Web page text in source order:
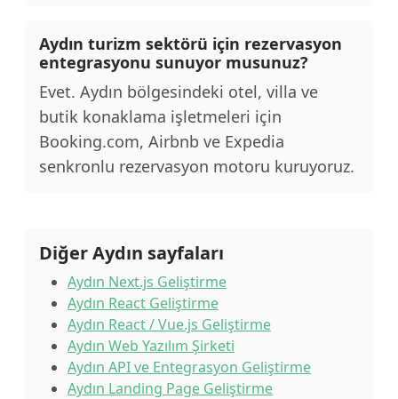
Aydın turizm sektörü için rezervasyon
entegrasyonu sunuyor musunuz?
Evet. Aydın bölgesindeki otel, villa ve
butik konaklama işletmeleri için
Booking.com, Airbnb ve Expedia
senkronlu rezervasyon motoru kuruyoruz.
Diğer Aydın sayfaları
Aydın Next.js Geliştirme
Aydın React Geliştirme
Aydın React / Vue.js Geliştirme
Aydın Web Yazılım Şirketi
Aydın API ve Entegrasyon Geliştirme
Aydın Landing Page Geliştirme